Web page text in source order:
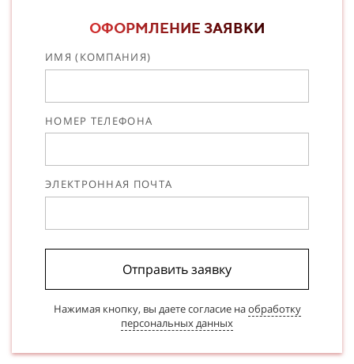
ОФОРМЛЕНИЕ ЗАЯВКИ
ИМЯ (КОМПАНИЯ)
НОМЕР ТЕЛЕФОНА
ЭЛЕКТРОННАЯ ПОЧТА
Отправить заявку
Нажимая кнопку, вы даете согласие наобработку
персональных данных